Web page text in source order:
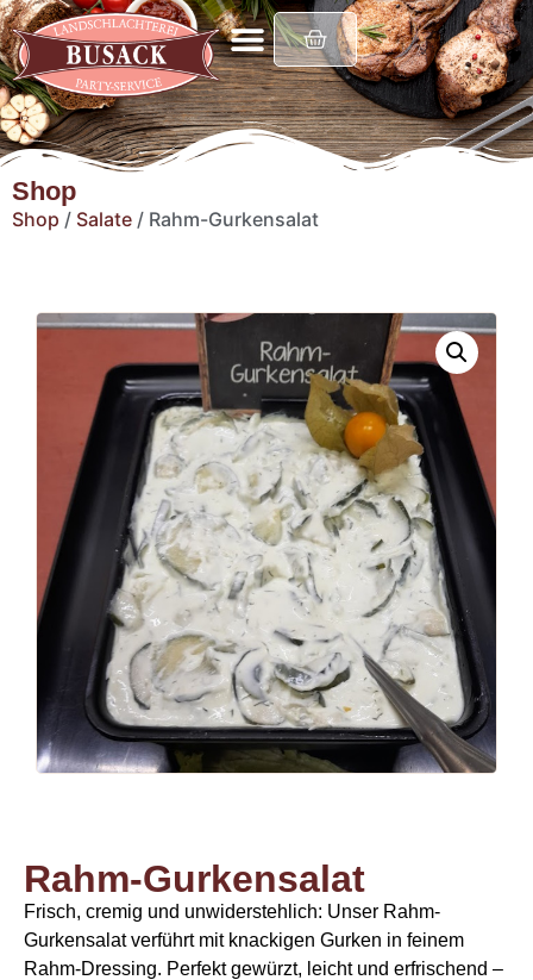
Shop
Shop / Salate / Rahm-Gurkensalat
Rahm-Gurkensalat
Frisch, cremig und unwiderstehlich: Unser Rahm-
Gurkensalat verführt mit knackigen Gurken in feinem
Rahm-Dressing. Perfekt gewürzt, leicht und erfrischend –